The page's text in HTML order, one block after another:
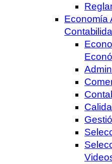
Economía